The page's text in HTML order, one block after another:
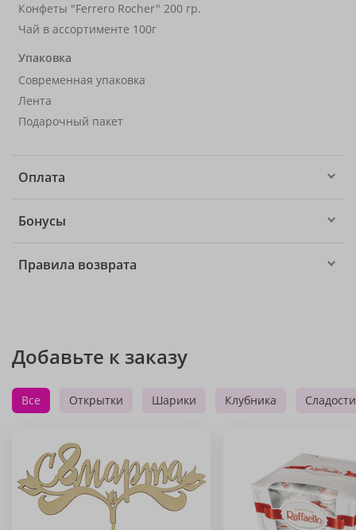
Конфеты "Ferrero Rocher" 200 гр.
Чай в ассортименте 100г
Упаковка
Современная упаковка
Лента
Подарочный пакет
Оплата
Бонусы
Правила возврата
Добавьте к заказу
Все Открытки Шарики Клубника Сладости